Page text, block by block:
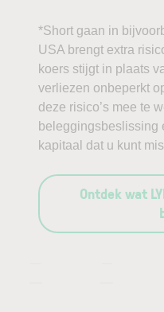
*Short gaan in
USA brengt extra
koers stijgt in plaats
verliezen onbeperkt
deze risico’s mee te
beleggingsbeslissing
kapitaal dat u kunt
Ontdek wat